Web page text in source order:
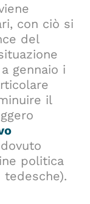
con ciò si
del
gennaio i
il
politica
tedesche).